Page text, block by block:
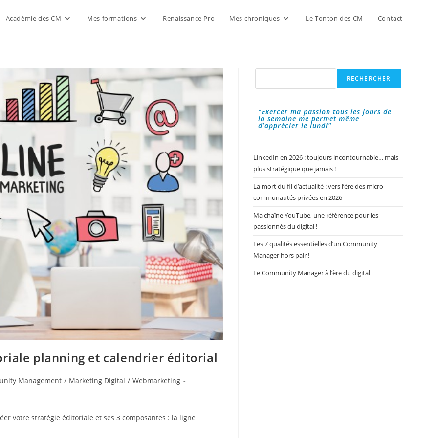
Académie des CM Mes formations Renaissance Pro Mes chroniques Le Tonton des CM Contact
planning et calendrier éditorial
Management / Marketing Digital / Webmarketing
votre stratégie éditoriale et ses 3 composantes : la ligne
Rechercher
RECHERCHER
"Exercer ma passion tous les jours de
la semaine me permet même
d’apprécier le lundi"
LinkedIn en 2026 : toujours incontournable… mais
plus stratégique que jamais !
La mort du fil d’actualité : vers l’ère des micro-
communautés privées en 2026
Ma chaîne YouTube, une référence pour les
passionnés du digital !
Les 7 qualités essentielles d’un Community
Manager hors pair !
Le Community Manager à l’ère du digital